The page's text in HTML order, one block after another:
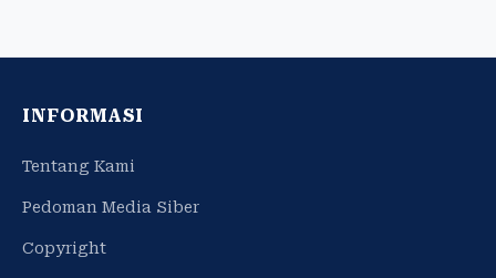
INFORMASI
Tentang Kami
Pedoman Media Siber
Copyright